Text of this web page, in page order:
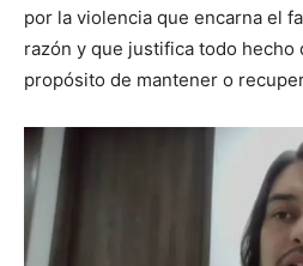
por la violencia que encarna el
razón y que justifica todo hecho
propósito de mantener o